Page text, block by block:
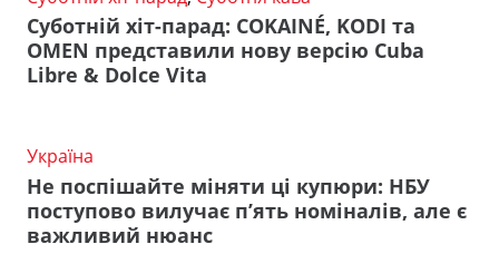
Суботній хіт-парад: COKAINÉ, KODI та
OMEN представили нову версію Cuba
Libre & Dolce Vita
Україна
Не поспішайте міняти ці купюри: НБУ
поступово вилучає п’ять номіналів, але є
важливий нюанс